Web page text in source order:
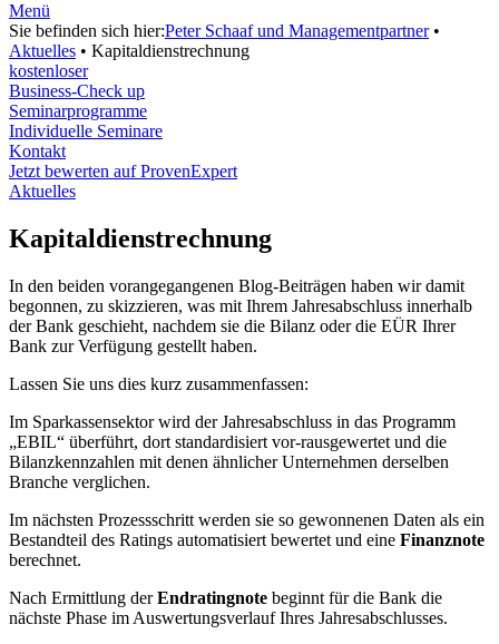
Menü
Sie befinden sich hier:Peter Schaaf und Managementpartner•
Aktuelles • Kapitaldienstrechnung
kostenloser
Business-Check up
Seminarprogramme
Individuelle Seminare
Kontakt
Jetzt bewerten auf ProvenExpert
Aktuelles
Kapitaldienstrechnung
In den beiden vorangegangenen Blog-Beiträgen haben wir damit
begonnen, zu skizzieren, was mit Ihrem Jahresabschluss innerhalb
der Bank geschieht, nachdem sie die Bilanz oder die EÜR Ihrer
Bank zur Verfügung gestellt haben.
Lassen Sie uns dies kurz zusammenfassen:
Im Sparkassensektor wird der Jahresabschluss in das Programm
„EBIL“ überführt, dort standardisiert vor-rausgewertet und die
Bilanzkennzahlen mit denen ähnlicher Unternehmen derselben
Branche verglichen.
Im nächsten Prozessschritt werden sie so gewonnenen Daten als ein
Bestandteil des Ratings automatisiert bewertet und eine Finanznote
berechnet.
Nach Ermittlung derEndratingnote beginnt für die Bank die
nächste Phase im Auswertungsverlauf Ihres Jahresabschlusses.